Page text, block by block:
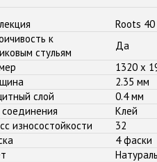
Roots 40
к
стульям
Да
1320 x
2.35 мм
слой
0.4 мм
соединения
Клей
износостойкости
32
4 фаски